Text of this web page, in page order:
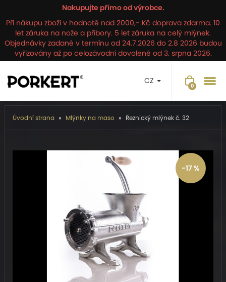
Nakupujte přímo od výrobce.
Při nákupu zboží v hodnotě nad 2000,- Kč doprava zdarma. 10
let záruka na nože a příbory. 5 let záruka na celý mlýnek.
Objednávky zadané v termínu od 24.7.2026 do 2.8 2026 budou
vyřizovány až po celozávodní dovolené od 3. srpna 2026.
CZ
Úvodní strana Mlýnky na maso Řeznický mlýnek č. 32
-17 %